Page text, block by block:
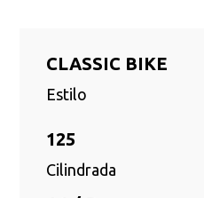
CLASSIC BIKE
Estilo
125
Cilindrada